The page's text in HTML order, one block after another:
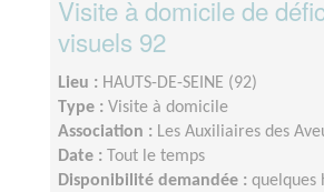
Visite à domicile de
visuels 92
Lieu : HAUTS-DE-SEINE (92)
Type : Visite à domicile
Association : Les Auxiliaires des
Date :
Tout le temps
Disponibilité demandée : quelques